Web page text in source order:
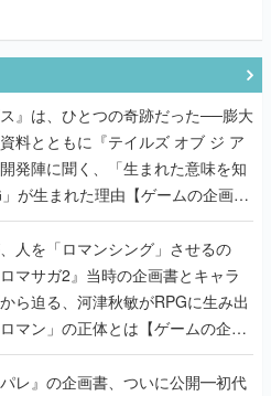
ス』は、ひとつの奇跡だった──膨大
料とともに『テイルズ オブ ジ ア
発陣に聞く、「生まれた意味を知
が生まれた理由【ゲームの企画
人を「ロマンシング」させるの
マサガ2』当時の企画書とキャラ
ら迫る、河津秋敏がRPGに生み出
マン」の正体とは【ゲームの企画
パレ』の企画書、ついに公開━初代